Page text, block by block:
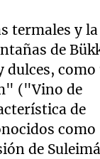
termales y la
de
como
("Vino de
de
como
de